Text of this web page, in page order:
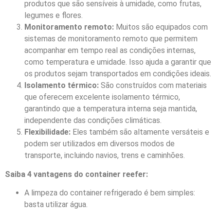
produtos que são sensíveis à umidade, como frutas,
legumes e flores.
Monitoramento remoto: Muitos são equipados com
sistemas de monitoramento remoto que permitem
acompanhar em tempo real as condições internas,
como temperatura e umidade. Isso ajuda a garantir que
os produtos sejam transportados em condições ideais.
Isolamento térmico: São construídos com materiais
que oferecem excelente isolamento térmico,
garantindo que a temperatura interna seja mantida,
independente das condições climáticas.
Flexibilidade: Eles também são altamente versáteis e
podem ser utilizados em diversos modos de
transporte, incluindo navios, trens e caminhões.
Saiba 4 vantagens do container reefer:
A limpeza do container refrigerado é bem simples:
basta utilizar água.